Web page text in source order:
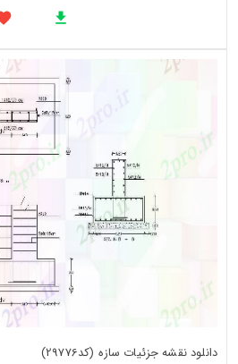
دانلود نقشه جزئیات سازه (کد29776)